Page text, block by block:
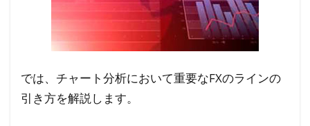
では、チャート分析において重要なFXのラインの
引き方を解説します。